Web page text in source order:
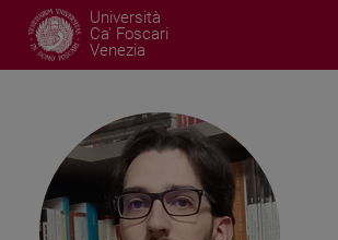
Università
Ca' Foscari
Venezia